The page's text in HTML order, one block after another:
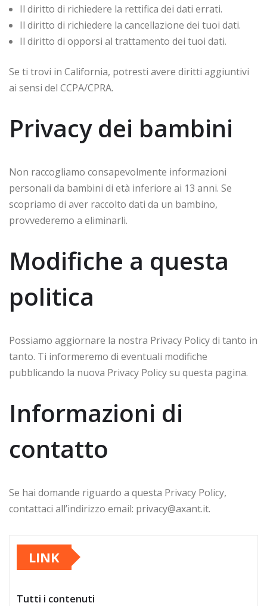
Il diritto di richiedere la rettifica dei dati errati.
Il diritto di richiedere la cancellazione dei tuoi dati.
Il diritto di opporsi al trattamento dei tuoi dati.
Se ti trovi in California, potresti avere diritti aggiuntivi
ai sensi del CCPA/CPRA.
Privacy dei bambini
Non raccogliamo consapevolmente informazioni
personali da bambini di età inferiore ai 13 anni. Se
scopriamo di aver raccolto dati da un bambino,
provvederemo a eliminarli.
Modifiche a questa
politica
Possiamo aggiornare la nostra Privacy Policy di tanto in
tanto. Ti informeremo di eventuali modifiche
pubblicando la nuova Privacy Policy su questa pagina.
Informazioni di
contatto
Se hai domande riguardo a questa Privacy Policy,
contattaci all’indirizzo email: privacy@axant.it.
LINK
Tutti i contenuti